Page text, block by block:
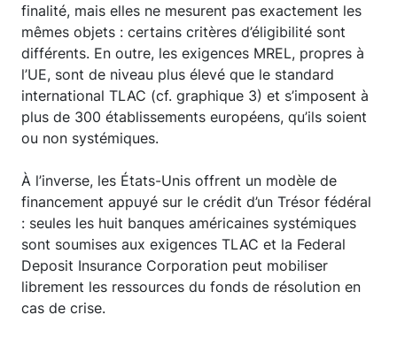
finalité, mais elles ne mesurent pas exactement les
mêmes objets : certains critères d’éligibilité sont
différents. En outre, les exigences MREL, propres à
l’UE, sont de niveau plus élevé que le standard
international TLAC (cf. graphique 3) et s’imposent à
plus de 300 établissements européens, qu’ils soient
ou non systémiques.
À l’inverse, les États-Unis offrent un modèle de
financement appuyé sur le crédit d’un Trésor fédéral
: seules les huit banques américaines systémiques
sont soumises aux exigences TLAC et la Federal
Deposit Insurance Corporation peut mobiliser
librement les ressources du fonds de résolution en
cas de crise.